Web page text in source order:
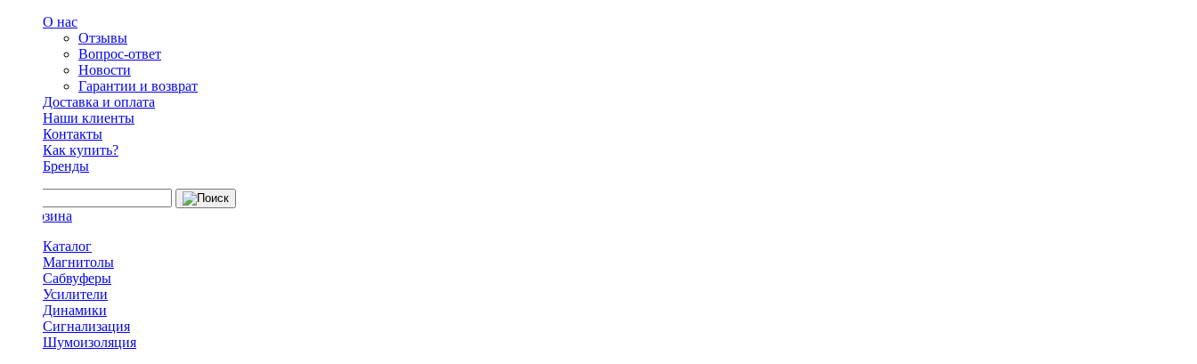
О нас
Отзывы
Вопрос-ответ
Новости
Гарантии и возврат
Доставка и оплата
Наши клиенты
Контакты
Как купить?
Бренды
Каталог
Магнитолы
Сабвуферы
Усилители
Динамики
Сигнализация
Шумоизоляция